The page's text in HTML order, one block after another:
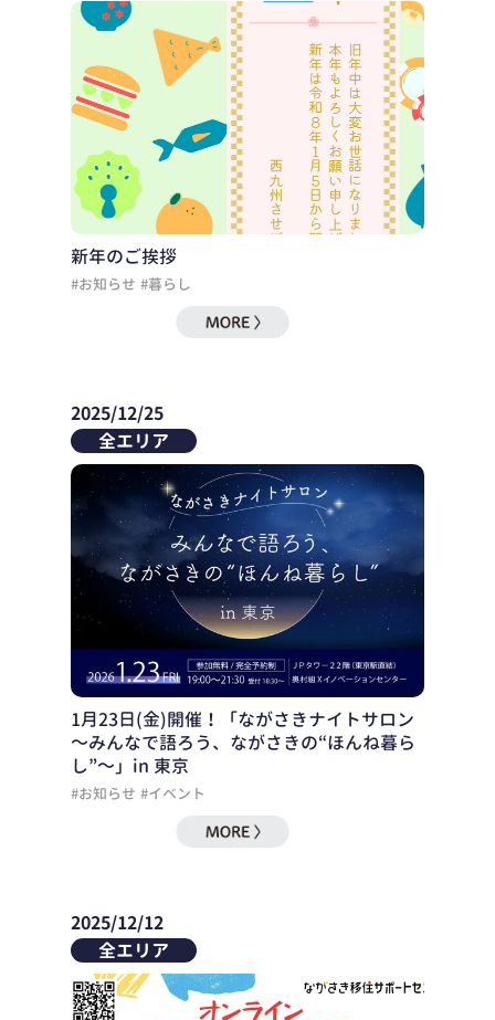
新年のご挨拶
#お知らせ #暮らし
2025/12/25
全エリア
1月23日(金)開催！「ながさきナイトサロン
～みんなで語ろう、ながさきの“ほんね暮ら
し”～」in 東京
#お知らせ #イベント
2025/12/12
全エリア